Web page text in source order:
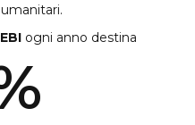
ogni anno destina